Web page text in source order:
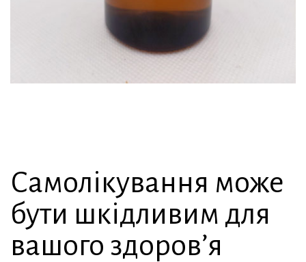
Самолікування може
бути шкідливим для
вашого здоров’я